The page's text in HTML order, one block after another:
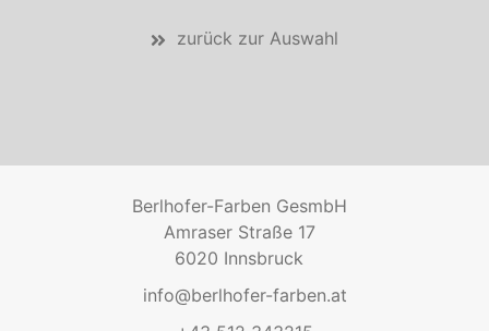
zurück zur Auswahl
Berlhofer-Farben GesmbH
Amraser Straße 17
6020 Innsbruck
info@berlhofer-farben.at